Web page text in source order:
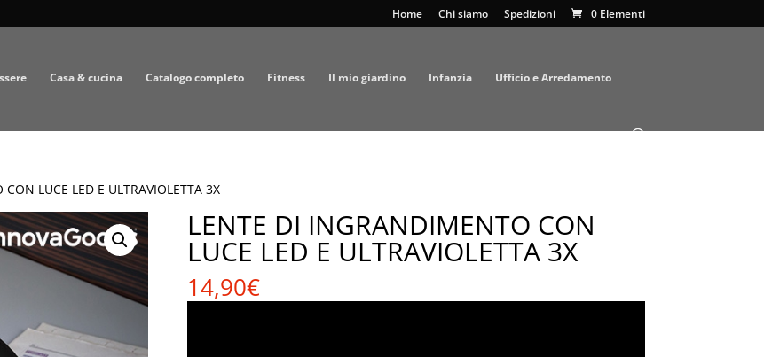
Home Chi siamo Spedizioni 0 Elementi
Casa & cucina Catalogo completo Fitness Il mio giardino Infanzia Ufficio e Arredamento
LUCE LED E ULTRAVIOLETTA 3X
LENTE DI INGRANDIMENTO CON
LUCE LED E ULTRAVIOLETTA 3X
14,90€